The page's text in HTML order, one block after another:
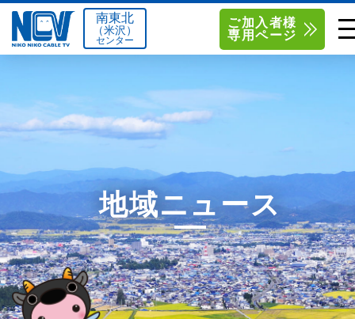
南東北センター（福島）
函館センター 0138-34-2525
新潟センター 025-210-1200
単品料金
お得なセットプラン
料金シミュレーション
サポート
Q&A
〒992-0044
山形県米沢市春日四丁目2-75
南東北センター(福島)
〒960-8252
福島県福島市御山字一本松17-1-
1
南東北
（米沢）
センター
ご加入者様
専用ページ
地域ニュース